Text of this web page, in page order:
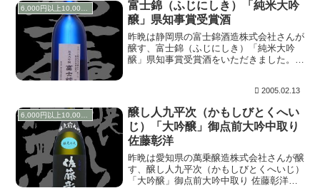
6,000円以上10,000円未満
富士錦（ふじにしき）「純米大吟
醸」県知事賞受賞酒
昨晩は静岡県の富士錦酒造株式会社さんが
醸す、富士錦（ふじにしき）「純米大吟
醸」県知事賞受賞酒をいただきました。
日吟醸番さんが来名した時に差し入れして
くれたものです...
2005.02.13
6,000円以上10,000円未満
醸し人九平次（かもしびとくへい
じ）「大吟醸」御点前大吟中取り
佐藤彰洋
昨晩は愛知県の萬乗醸造株式会社さんが醸
す、醸し人九平次（かもしびとくへいじ）
「大吟醸」御点前大吟中取り 佐藤彰洋を